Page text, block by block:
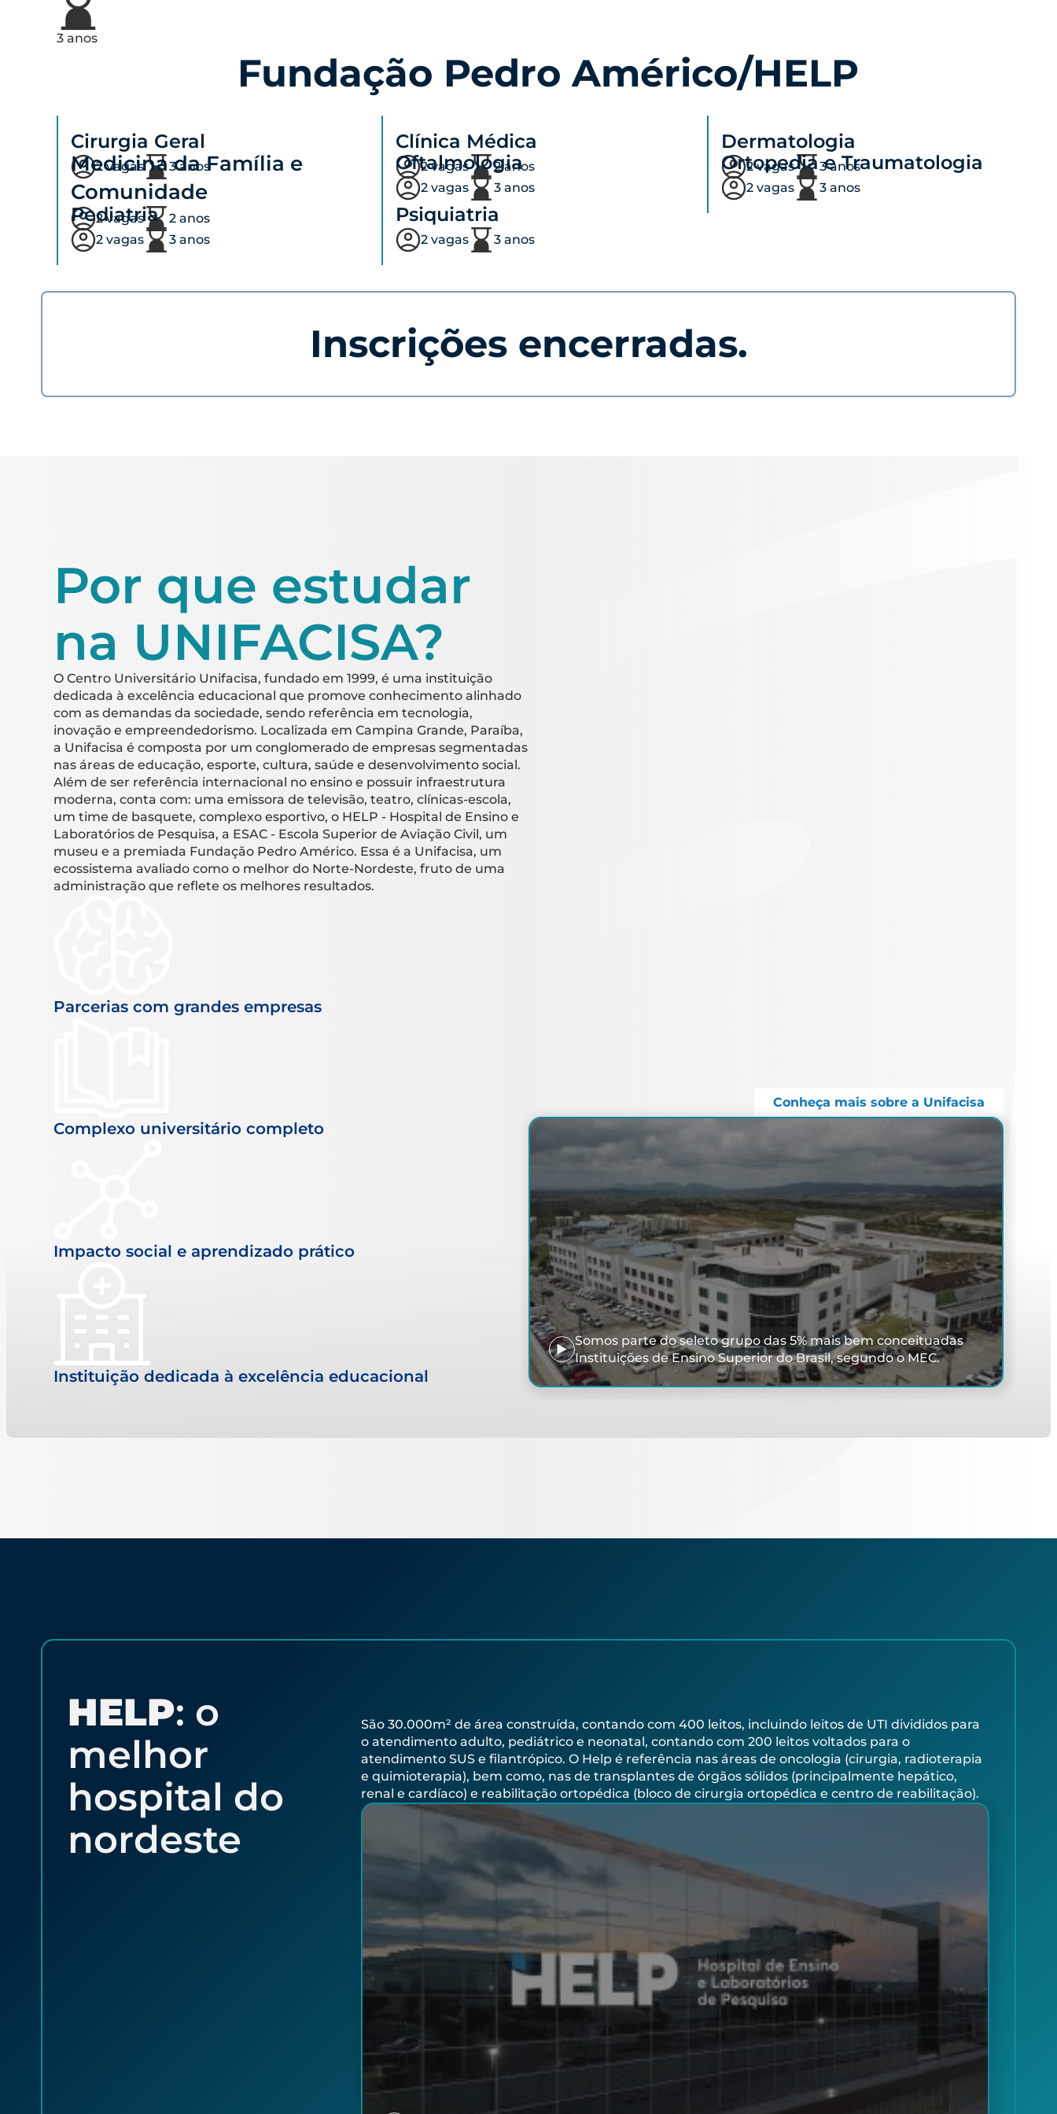
3 anos
Fundação Pedro Américo/HELP
Cirurgia Geral
2 vagas 3 anos
Clínica Médica
2 vagas 2 anos
Dermatologia
2 vagas 3 anos
Medicina da Família e
Comunidade
2 vagas 2 anos
Oftalmologia
2 vagas 3 anos
Ortopedia e Traumatologia
2 vagas 3 anos
Pediatria
2 vagas 3 anos
Psiquiatria
2 vagas 3 anos
Inscrições encerradas.
Por que estudar
na UNIFACISA?
O Centro Universitário Unifacisa, fundado em 1999, é uma instituição
dedicada à excelência educacional que promove conhecimento alinhado
com as demandas da sociedade, sendo referência em tecnologia,
inovação e empreendedorismo. Localizada em Campina Grande, Paraíba,
a Unifacisa é composta por um conglomerado de empresas segmentadas
nas áreas de educação, esporte, cultura, saúde e desenvolvimento social.
Além de ser referência internacional no ensino e possuir infraestrutura
moderna, conta com: uma emissora de televisão, teatro, clínicas-escola,
um time de basquete, complexo esportivo, o HELP - Hospital de Ensino e
Laboratórios de Pesquisa, a ESAC - Escola Superior de Aviação Civil, um
museu e a premiada Fundação Pedro Américo. Essa é a Unifacisa, um
ecossistema avaliado como o melhor do Norte-Nordeste, fruto de uma
administração que reflete os melhores resultados.
Parcerias com grandes empresas
Complexo universitário completo
Impacto social e aprendizado prático
Instituição dedicada à excelência educacional
Conheça mais sobre a Unifacisa
Somos parte do seleto grupo das 5% mais bem conceituadas
Instituições de Ensino Superior do Brasil, segundo o MEC.
HELP: o
melhor
hospital do
nordeste
São 30.000m² de área construída, contando com 400 leitos, incluindo leitos de UTI divididos para
o atendimento adulto, pediátrico e neonatal, contando com 200 leitos voltados para o
atendimento SUS e filantrópico. O Help é referência nas áreas de oncologia (cirurgia, radioterapia
e quimioterapia), bem como, nas de transplantes de órgãos sólidos (principalmente hepático,
renal e cardíaco) e reabilitação ortopédica (bloco de cirurgia ortopédica e centro de reabilitação).